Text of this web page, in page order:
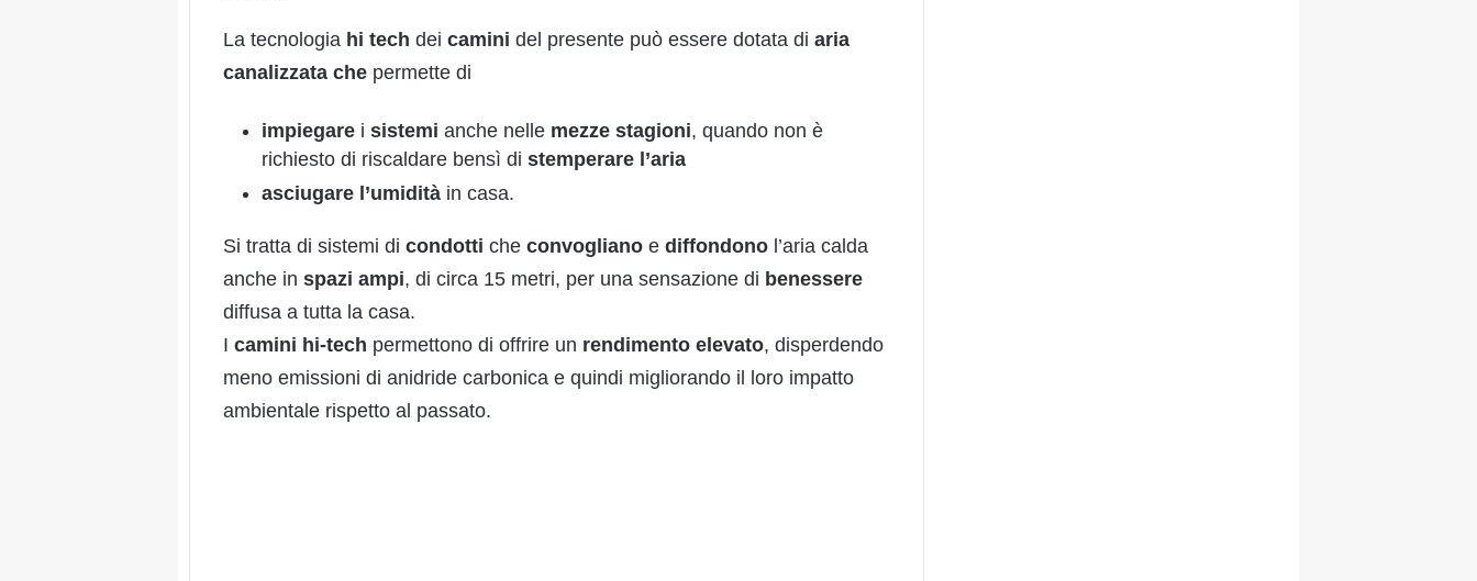
La tecnologia hi tech dei camini del presente può essere dotata di aria
canalizzata che permette di
impiegare i sistemi anche nelle mezze stagioni, quando non è
richiesto di riscaldare bensì di stemperare l’aria
asciugare l’umidità in casa.
Si tratta di sistemi di condotti che convogliano e diffondono l’aria calda
anche in spazi ampi, di circa 15 metri, per una sensazione di benessere
diffusa a tutta la casa.
I camini hi-tech permettono di offrire un rendimento elevato, disperdendo
meno emissioni di anidride carbonica e quindi migliorando il loro impatto
ambientale rispetto al passato.